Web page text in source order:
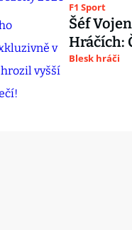
F1 Sport
Šéf
Hráčích:
Blesk hráči